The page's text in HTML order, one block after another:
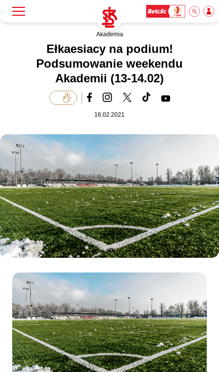
Akademia
Biznes
Dla mediów
Kibice
SKLEP KUP BILET
Akademia
Ełkaesiacy na podium!
Podsumowanie weekendu
Akademii (13-14.02)
16.02.2021